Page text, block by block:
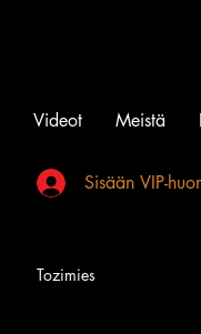
Videot Meistä
Sisään VIP-
Tozimies